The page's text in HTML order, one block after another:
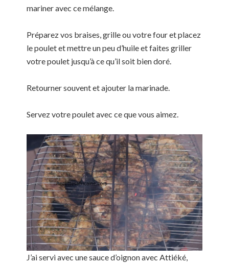
mariner avec ce mélange.
Préparez vos braises, grille ou votre four et placez
le poulet et mettre un peu d’huile et faites griller
votre poulet jusqu’à ce qu’il soit bien doré.
Retourner souvent et ajouter la marinade.
Servez votre poulet avec ce que vous aimez.
J’ai servi avec une sauce d’oignon avec Attiéké,